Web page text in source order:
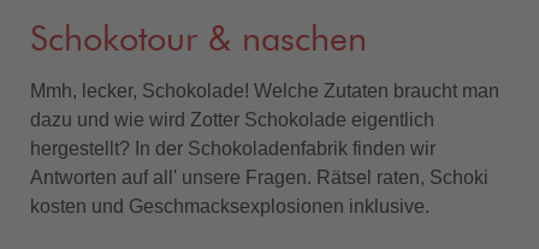
Schokotour & naschen
Mmh, lecker, Schokolade! Welche Zutaten braucht man
dazu und wie wird Zotter Schokolade eigentlich
hergestellt? In der Schokoladenfabrik finden wir
Antworten auf all' unsere Fragen. Rätsel raten, Schoki
kosten und Geschmacksexplosionen inklusive.